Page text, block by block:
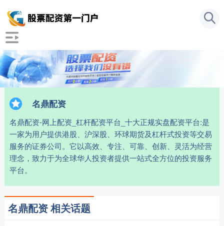
名鼎配资
名鼎配资-网上配资_杠杆配资平台_十大正规实盘配资平台:是
一家为用户提供港股、沪深股、环球期货及杠杆式投资等交易
服务的证券公司。它以高效、专注、可靠、创新、灵活为经营
理念，致力于为全球华人投资者提供一站式全方位的投资服务
平台。
名鼎配资 相关话题